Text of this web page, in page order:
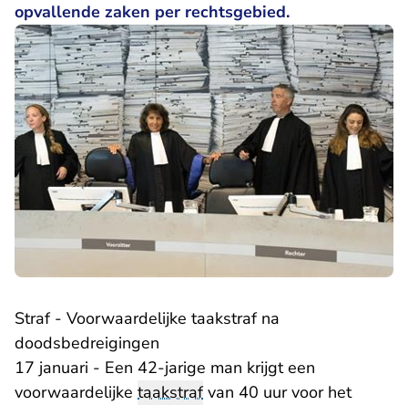
opvallende zaken per rechtsgebied.
Straf - Voorwaardelijke taakstraf na
doodsbedreigingen
17 januari - Een 42-jarige man krijgt een
voorwaardelijke taakstrafvan 40 uur voor het